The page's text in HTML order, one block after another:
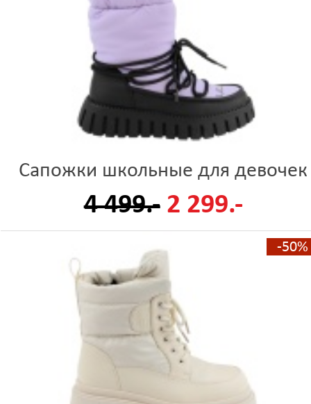
Сапожки школьные для девочек
4 499.- 2 299.-
-50%